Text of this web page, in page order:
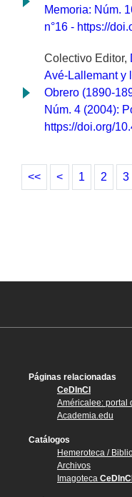
Memoria: Núm.
n°16 - https://
Colectivo Editor,
Avé-Lallemant y
Obrero (1890-
Núm. 4 (2004):
https://doi.org/
<< < 1 2 3
Páginas relacionadas
CeDInCI
Américalee: portal
Academia.edu
Catálogos
Hemeroteca /
Archivos
Imagoteca CeDInCI